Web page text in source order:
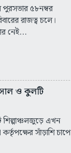
৫৮নম্বর
রাজত্ব চলে।
নেই...
ও কুলটি
শিল্পাঞ্চলজুড়ে এখন
সাঁড়াশি চাপে